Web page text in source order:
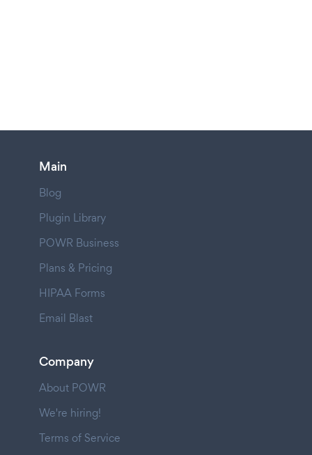
Main
Blog
Plugin Library
POWR Business
Plans & Pricing
HIPAA Forms
Email Blast
Company
About POWR
We're hiring!
Terms of Service